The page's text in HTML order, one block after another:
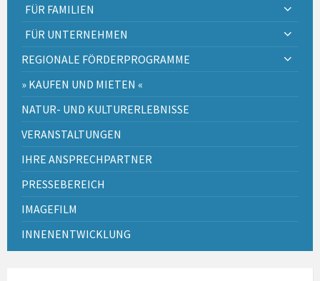
FÜR FAMILIEN
FÜR UNTERNEHMEN
REGIONALE FÖRDERPROGRAMME
» KAUFEN UND MIETEN «
NATUR- UND KULTURERLEBNISSE
VERANSTALTUNGEN
IHRE ANSPRECHPARTNER
PRESSEBEREICH
IMAGEFILM
INNENENTWICKLUNG